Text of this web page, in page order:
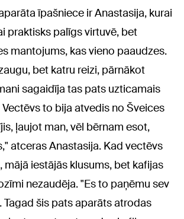
īpašniece ir Anastasija, kurai
praktisks palīgs virtuvē, bet
mantojums, kas vieno paaudzes.
bet katru reizi, pārnākot
sagaidīja tas pats uzticamais
to bija atvedis no Šveices
ļaujot man, vēl bērnam esot,
atceras Anastasija. Kad vectēvs
mājā iestājās klusums, bet kafijas
nezaudēja. "Es to paņēmu sev
Tagad šis pats aparāts atrodas